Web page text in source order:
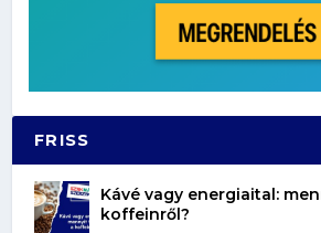
FRISS
Kávé vagy energiaital:
koffeinről?